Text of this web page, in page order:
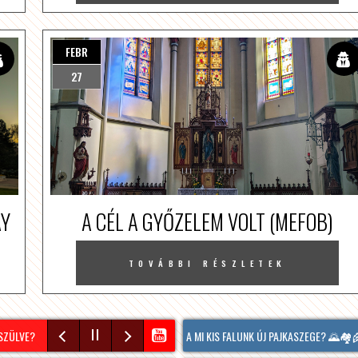
FEBR
27
A CÉL A GYŐZELEM VOLT (MEFOB)
TOVÁBBI RÉSZLETEK
NÉPSZERŰ A VÍZILABDA TÁBOR SOPRONBAN! #VIZILABDA #SOPRON
MINDENKI EZT TALÁLGATJA: HOL LESZ A MI KIS FALUNK ÚJ PAJKASZEGE? 🌄🏘️🌾